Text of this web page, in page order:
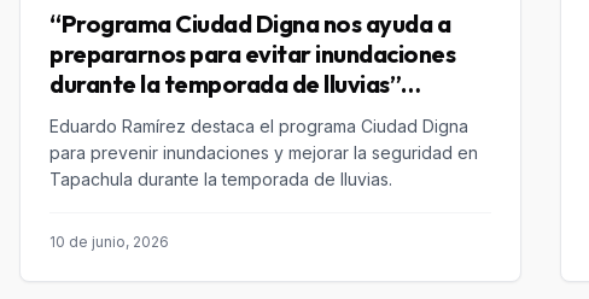
“Programa Ciudad Digna nos ayuda a
prepararnos para evitar inundaciones
durante la temporada de lluvias”
Eduardo Ramírez destaca el programa Ciudad Digna
para prevenir inundaciones y mejorar la seguridad en
Tapachula durante la temporada de lluvias.
10 de junio, 2026